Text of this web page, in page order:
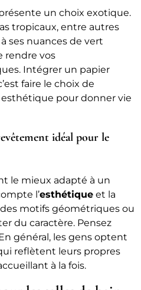
un choix exotique.
tropicaux, entre autres
ses nuances de vert
rendre vos
Intégrer un papier
faire le choix de
pour donner vie
idéal pour le
le mieux adapté à un
l’esthétique et la
motifs géométriques ou
du caractère. Pensez
général, les gens optent
reflètent leurs propres
à la fois.